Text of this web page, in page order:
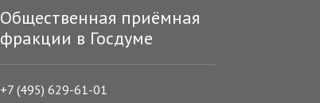
Общественная приёмная
фракции в Госдуме
+7 (495) 629-61-01